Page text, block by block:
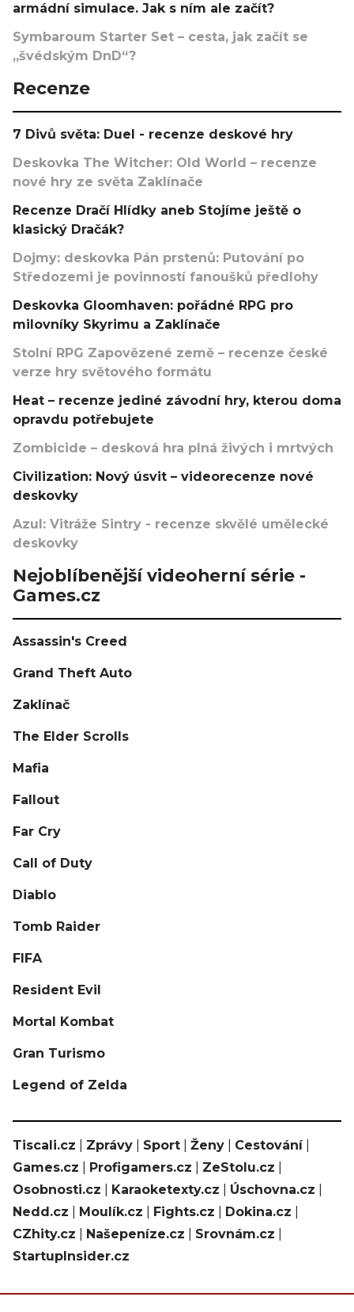
armádní simulace. Jak s ním ale začít?
Symbaroum Starter Set – cesta, jak začít se
„švédským DnD“?
Recenze
7 Divů světa: Duel - recenze deskové hry
Deskovka The Witcher: Old World – recenze
nové hry ze světa Zaklínače
Recenze Dračí Hlídky aneb Stojíme ještě o
klasický Dračák?
Dojmy: deskovka Pán prstenů: Putování po
Středozemi je povinností fanoušků předlohy
Deskovka Gloomhaven: pořádné RPG pro
milovníky Skyrimu a Zaklínače
Stolní RPG Zapovězené země – recenze české
verze hry světového formátu
Heat – recenze jediné závodní hry, kterou doma
opravdu potřebujete
Zombicide – desková hra plná živých i mrtvých
Civilization: Nový úsvit – videorecenze nové
deskovky
Azul: Vitráže Sintry - recenze skvělé umělecké
deskovky
Nejoblíbenější videoherní série -
Games.cz
Assassin's Creed
Grand Theft Auto
Zaklínač
The Elder Scrolls
Mafia
Fallout
Far Cry
Call of Duty
Diablo
Tomb Raider
FIFA
Resident Evil
Mortal Kombat
Gran Turismo
Legend of Zelda
Tiscali.cz Zprávy Sport Ženy Cestování|
Games.cz
Profigamers.cz ZeStolu.cz
Osobnosti.cz
Karaoketexty.cz Úschovna.cz
Nedd.cz
Moulík.cz Fights.cz Dokina.cz
CZhity.cz
Našepeníze.cz Srovnám.cz
StartupInsider.cz